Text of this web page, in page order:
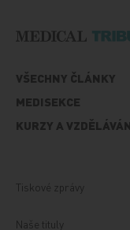
VŠECHNY ČLÁNKY
MEDISEKCE
KURZY A
Tiskové zprávy
Naše tituly